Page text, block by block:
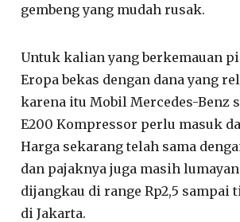
gembeng yang mudah rusak.
Untuk kalian yang berkemauan
Eropa bekas dengan dana yang
karena itu Mobil Mercedes-Benz
E200 Kompressor perlu masuk
Harga sekarang telah sama
dan pajaknya juga masih
dijangkau di range Rp2,5 sampai
di Jakarta.